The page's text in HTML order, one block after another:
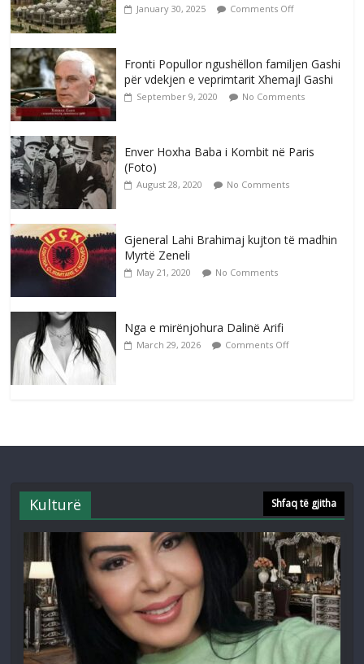
January 30, 2025 Comments Off
Fronti Popullor ngushëllon familjen Gashi
për vdekjen e veprimtarit Xhemajl Gashi
September 9, 2020 No Comments
Enver Hoxha Baba i Kombit në Paris
(Foto)
August 28, 2020 No Comments
Gjeneral Lahi Brahimaj kujton të madhin
Myrtë Zeneli
May 21, 2020 No Comments
Nga e mirënjohura Dalinë Arifi
March 29, 2026 Comments Off
Kulturë Shfaq të gjitha